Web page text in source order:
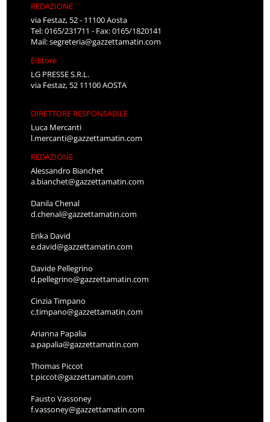
REDAZIONE
via Festaz, 52 - 11100 Aosta
Tel: 0165/231711 - Fax: 0165/1820141
Mail:segreteria@gazzettamatin.com
Editore
LG PRESSE S.R.L.
via Festaz, 52 11100 AOSTA
DIRETTORE RESPONSABILE
Luca Mercanti
l.mercanti@gazzettamatin.com
REDAZIONE
Alessandro Bianchet
a.bianchet@gazzettamatin.com
Danila Chenal
d.chenal@gazzettamatin.com
Erika David
e.david@gazzettamatin.com
Davide Pellegrino
d.pellegrino@gazzettamatin.com
Cinzia Timpano
c.timpano@gazzettamatin.com
Arianna Papalia
a.papalia@gazzettamatin.com
Thomas Piccot
t.piccot@gazzettamatin.com
Fausto Vassoney
f.vassoney@gazzettamatin.com